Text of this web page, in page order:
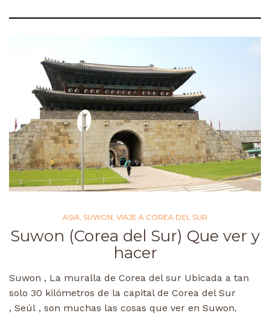
ASIA SUWON VIAJE A COREA DEL SUR
Suwon (Corea del Sur) Que ver y
hacer
Suwon , La muralla de Corea del sur Ubicada a tan
solo 30 kilómetros de la capital de Corea del Sur
, Seúl , son muchas las cosas que ver en Suwon.